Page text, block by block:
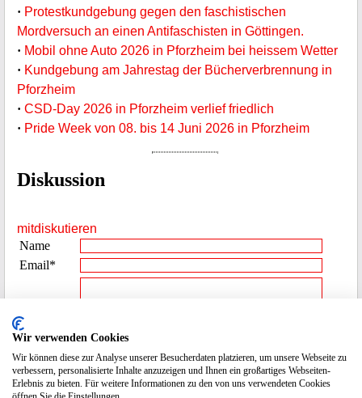
· Protestkundgebung gegen den faschistischen
Mordversuch an einen Antifaschisten in Göttingen.
· Mobil ohne Auto 2026 in Pforzheim bei heissem Wetter
· Kundgebung am Jahrestag der Bücherverbrennung in
Pforzheim
· CSD-Day 2026 in Pforzheim verlief friedlich
· Pride Week von 08. bis 14 Juni 2026 in Pforzheim
Diskussion
mitdiskutieren
Name
Email*
Beitrag**
Spamcode
eingeben
1975
Wir verwenden Cookies
Wir können diese zur Analyse unserer Besucherdaten platzieren, um unsere Webseite zu
verbessern, personalisierte Inhalte anzuzeigen und Ihnen ein großartiges Webseiten-
Erlebnis zu bieten. Für weitere Informationen zu den von uns verwendeten Cookies